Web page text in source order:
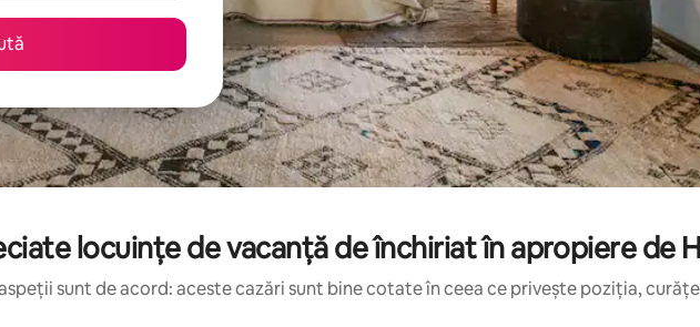
locuințe de vacanță de închiriat în apropiere de
sunt de acord: aceste cazări sunt bine cotate în ceea ce privește poziția,